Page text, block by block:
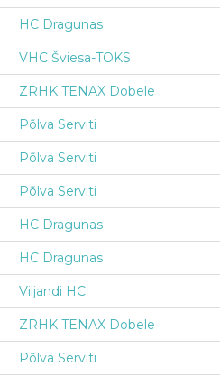
HC Dragunas
VHC Šviesa-TOKS
ZRHK TENAX Dobele
Põlva Serviti
Põlva Serviti
Põlva Serviti
HC Dragunas
HC Dragunas
Viljandi HC
ZRHK TENAX Dobele
Põlva Serviti